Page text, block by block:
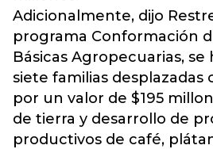
Adicionalmente, dijo
programa Conformación
Básicas Agropecuarias,
siete familias desplazadas
por un valor de $195
de tierra y desarrollo de
productivos de café,